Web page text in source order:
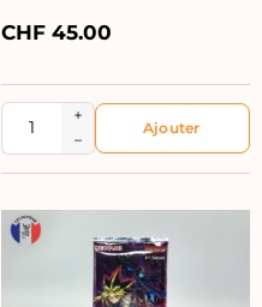
CHF45.00
+
−